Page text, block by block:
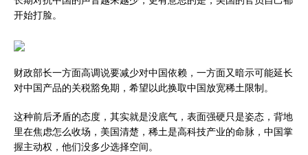
开始打脸。
财政部长一方面高调说要减少对中国依赖，一方面又暗示可能延长
对中国产品的关税豁免期，希望以此换取中国放宽稀土限制。
这种前后矛盾的态度，其实就是没底气，表面强硬只是姿态，背地
里在焦虑怎么收场，美国清楚，稀土是高科技产业的命脉，中国掌
握主动权，他们没多少选择空间。